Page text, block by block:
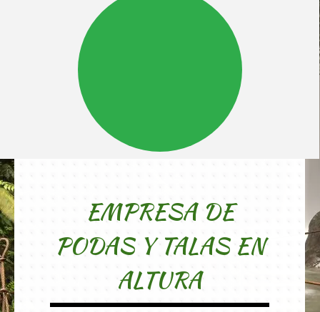
EMPRESA DE
PODAS Y TALAS EN
ALTURA